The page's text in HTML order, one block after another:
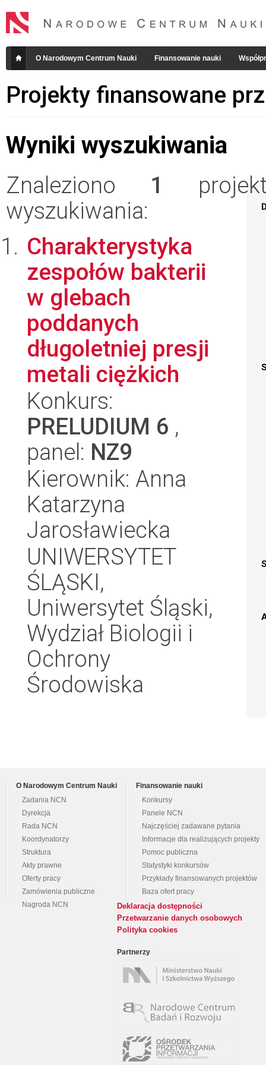
O Narodowym Centrum Nauki Finansowanie nauki
Projekty finansowane
Wyniki wyszukiwania
Znaleziono 1
wyszukiwania:
Charakterystyka
zespołów bakterii
w glebach
poddanych
długoletniej presji
metali ciężkich
Konkurs:
PRELUDIUM 6 ,
panel: NZ9
Kierownik: Anna
Katarzyna
Jarosławiecka
UNIWERSYTET
ŚLĄSKI,
Uniwersytet Śląski,
Wydział Biologii i
Ochrony
Środowiska
O Narodowym Centrum Nauki
Zadania NCN
Dyrekcja
Rada NCN
Koordynatorzy
Struktura
Akty prawne
Oferty pracy
Zamówienia publiczne
Nagroda NCN
Finansowanie nauki
Konkursy
Panele NCN
Najczęściej zadawane pytania
Informacje dla realizujących projekty
Pomoc publiczna
Statystyki konkursów
Przykłady finansowanych projektów
Baza ofert pracy
Deklaracja dostępności
Przetwarzanie danych osobowych
Polityka cookies
Partnerzy